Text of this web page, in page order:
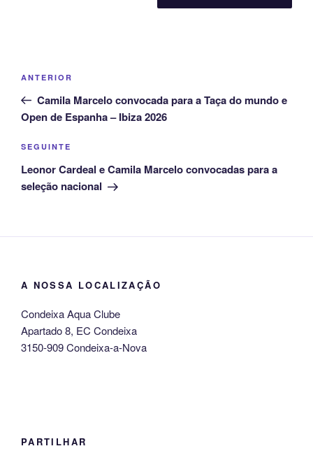
Navegação
artigos
Conteúdo
anterior
ANTERIOR
Camila Marcelo convocada para a Taça do mundo e
Open de Espanha – Ibiza 2026
Conteúdo
seguinte
SEGUINTE
Leonor Cardeal e Camila Marcelo convocadas para a
seleção nacional
A NOSSA LOCALIZAÇÃO
Condeixa Aqua Clube
Apartado 8, EC Condeixa
3150-909 Condeixa-a-Nova
PARTILHAR